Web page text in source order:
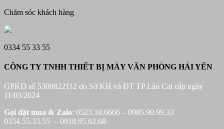
Chăm sóc khách hàng
0334 55 33 55
CÔNG TY TNHH THIẾT BỊ MÁY VĂN PHÒNG HẢI YẾN
GPKD số 5300822112 do Sở KH và ĐT TP Lào Cai cấp ngày
11/03/2024
Gọi đặt mua & Zalo: 0523.18.6666 – 0985.90.99.33
0334.55.33.55 – 0918.95.62.68